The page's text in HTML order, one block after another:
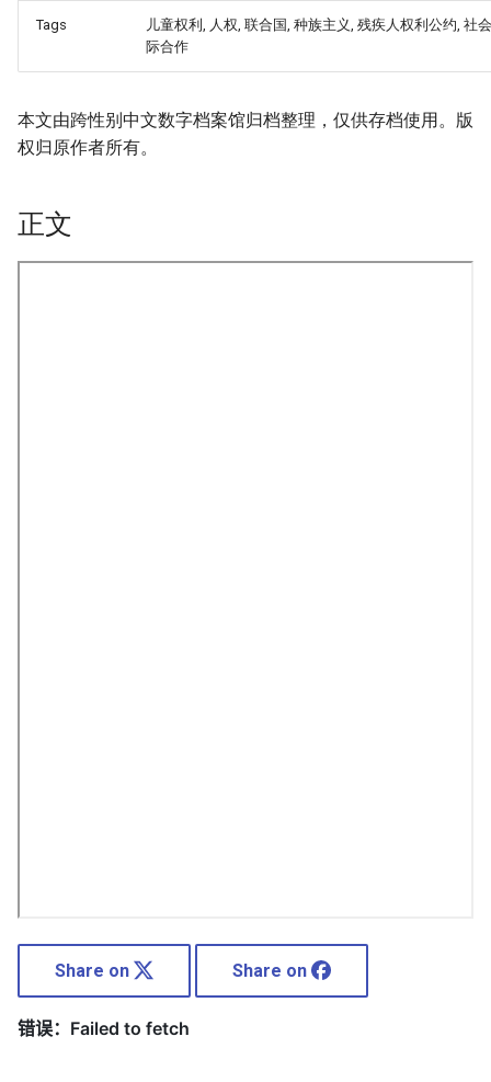
Tags
儿童权利, 人权, 联合国, 种族主义, 残疾人权利公约, 社
际合作
本文由跨性别中文数字档案馆归档整理，仅供存档使用。版
权归原作者所有。
正文
Share on Share on